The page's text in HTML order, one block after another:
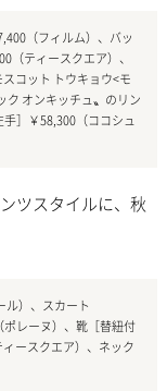
（フィルム）、バッ
（ティースクエア）、
コット トウキョウ<モ
ク オンキッチュ〟のリン
］￥58,300（ココシュ
ツスタイルに、秋
ル）、スカート
ポレーヌ）、靴［替紐付
ースクエア）、ネック